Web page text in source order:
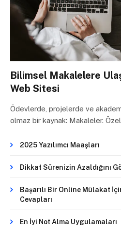
Bilimsel Makalelere
Web Sitesi
Ödevlerde, projelerde ve
olmaz bir kaynak: Makaleler.
2025 Yazılımcı Maaşları
Dikkat Sürenizin Azaldığını
Başarılı Bir Online Mülakat
Cevapları
En İyi Not Alma Uygulamaları